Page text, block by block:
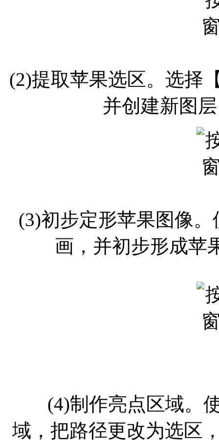
(2)提取苹果选区。选择
并创建新图
(3)初步定形苹果图像
画，并初步形成苹
(4)制作亮点区域。使
域，把路径更改为选区